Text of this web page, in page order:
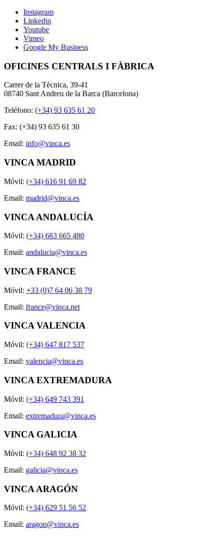
Instagram
Linkedin
Youtube
Vimeo
Google My Business
OFICINES CENTRALS I FÀBRICA
Carrer de la Tècnica, 39-41
08740 Sant Andreu de la Barca (Barcelona)
Teléfono: (+34) 93 635 61 20
Fax: (+34) 93 635 61 30
Email: info@vinca.es
VINCA MADRID
Móvil: (+34) 616 91 69 82
Email: madrid@vinca.es
VINCA ANDALUCÍA
Móvil: (+34) 683 665 480
Email: andalucia@vinca.es
VINCA FRANCE
Móvil: +33 (0)7 64 06 38 79
Email: france@vinca.net
VINCA VALENCIA
Móvil: (+34) 647 817 537
Email: valencia@vinca.es
VINCA EXTREMADURA
Móvil: (+34) 649 743 391
Email: extremadura@vinca.es
VINCA GALICIA
Móvil: (+34) 648 92 38 32
Email: galicia@vinca.es
VINCA ARAGÓN
Móvil: (+34) 629 51 56 52
Email: aragon@vinca.es